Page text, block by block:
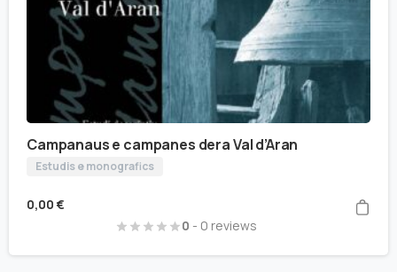
Campanaus e campanes dera Val d’Aran
Estudis e monografics
0,00 €
0 - 0 reviews